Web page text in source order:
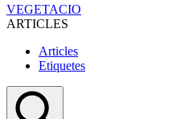
VEGETACIO
ARTICLES
Articles
Etiquetes